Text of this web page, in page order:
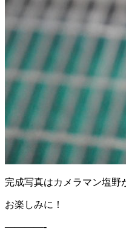
完成写真はカメラマン塩野
お楽しみに！
————-